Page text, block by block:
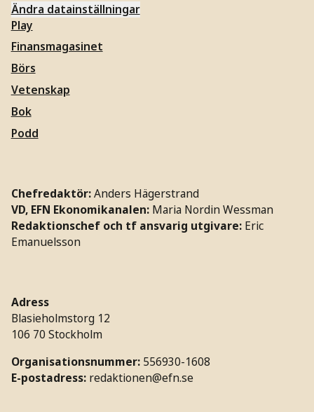
Ändra datainställningar
Play
Finansmagasinet
Börs
Vetenskap
Bok
Podd
Chefredaktör:Anders Hägerstrand
VD, EFN Ekonomikanalen: Maria Nordin Wessman
Redaktionschef och tf ansvarig utgivare: Eric
Emanuelsson
Adress
Blasieholmstorg 12
106 70 Stockholm
Organisationsnummer: 556930-1608
E-postadress: redaktionen@efn.se